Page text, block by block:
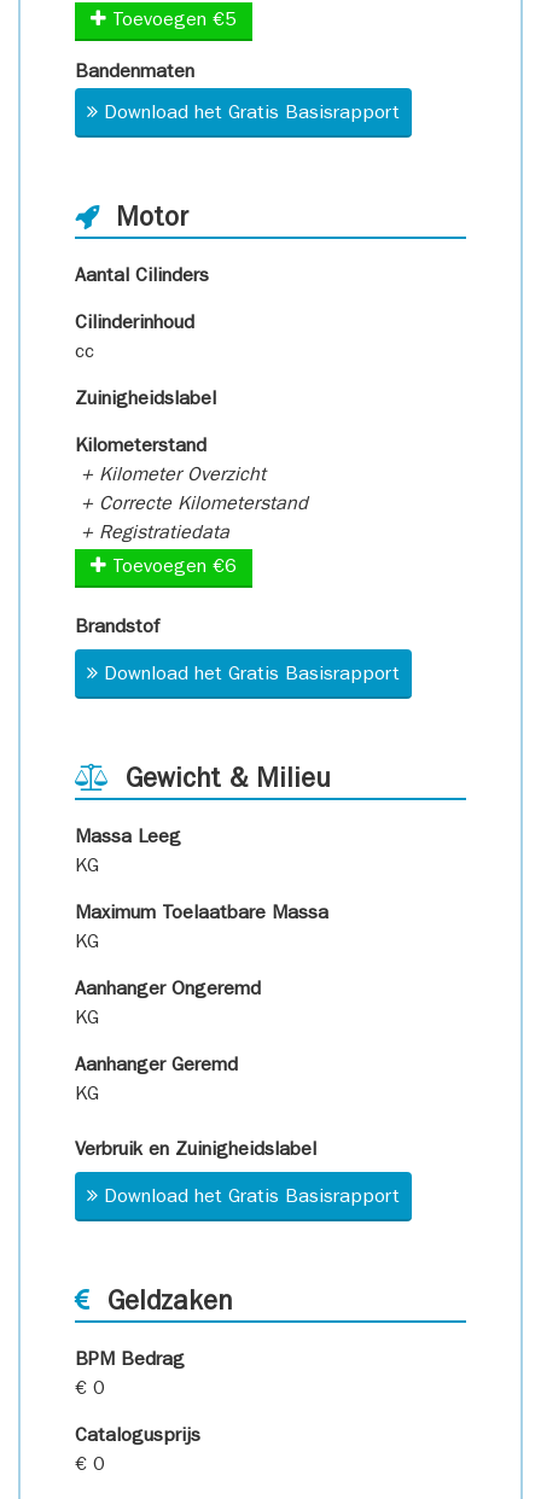
Toevoegen €5
Bandenmaten
Download het Gratis Basisrapport
Motor
Aantal Cilinders
Cilinderinhoud
cc
Zuinigheidslabel
Kilometerstand
+ Kilometer Overzicht
+ Correcte Kilometerstand
+ Registratiedata
Toevoegen €6
Brandstof
Download het Gratis Basisrapport
Gewicht & Milieu
Massa Leeg
KG
Maximum Toelaatbare Massa
KG
Aanhanger Ongeremd
KG
Aanhanger Geremd
KG
Verbruik en Zuinigheidslabel
Download het Gratis Basisrapport
Geldzaken
BPM Bedrag
€ 0
Catalogusprijs
€ 0